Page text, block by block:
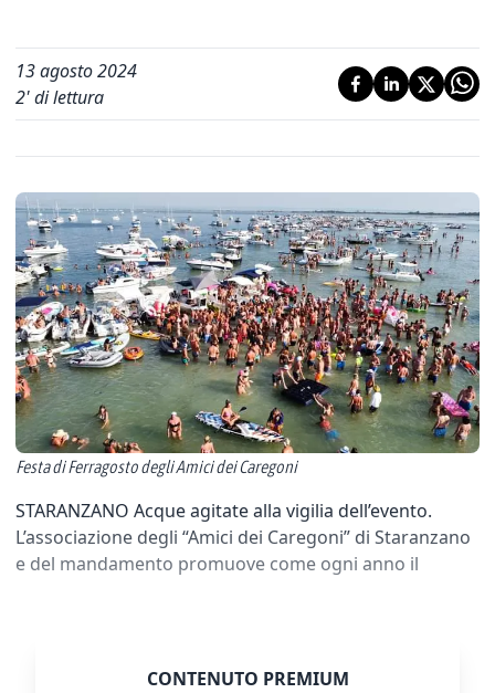
13 agosto 2024
2' di lettura
Festa di Ferragosto degli Amici dei Caregoni
STARANZANO Acque agitate alla vigilia dell’evento.
L’associazione degli “Amici dei Caregoni” di Staranzano
e del mandamento promuove come ogni anno il
CONTENUTO PREMIUM